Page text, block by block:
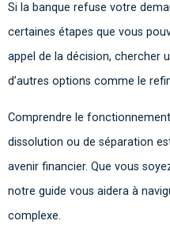
Si la banque refuse votre
certaines étapes que vous
appel de la décision, chercher
d’autres options comme le
Comprendre le
dissolution ou de séparation
avenir financier. Que vous
notre guide vous aidera à
complexe.